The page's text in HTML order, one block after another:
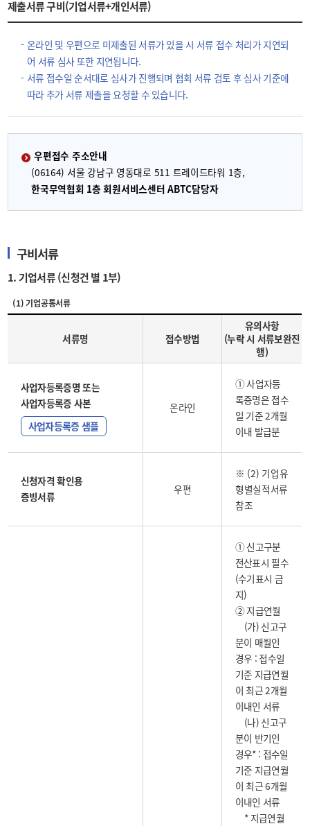
제출서류 구비(기업서류+개인서류)
온라인 및 우편으로 미제출된 서류가 있을 시 서류 접수 처리가 지연되
어 서류 심사 또한 지연됩니다.
서류 접수일 순서대로 심사가 진행되며 협회 서류 검토 후 심사 기준에
따라 추가 서류 제출을 요청할 수 있습니다.
우편접수 주소안내
(06164) 서울 강남구 영동대로 511 트레이드타워 1층,
한국무역협회 1층 회원서비스센터 ABTC담당자
구비서류
1. 기업서류 (신청건 별 1부)
(1) 기업공통서류
서류명 접수방법
유의사항
(누락 시 서류보완진
행)
사업자등록증명 또는
사업자등록증 사본
사업자등록증 샘플
온라인
① 사업자등
록증명은 접수
일 기준 2개월
이내 발급분
신청자격 확인용
증빙서류
우편
※ (2) 기업유
형별실적서류
참조
① 신고구분
전산표시 필수
(수기표시 금
지)
② 지급연월
(가) 신고구
분이 매월인
경우 : 접수일
기준 지급연월
이 최근 2개월
이내인 서류
(나) 신고구
분이 반기인
경우* : 접수일
기준 지급연월
이 최근 6개월
이내인 서류
* 지급연월